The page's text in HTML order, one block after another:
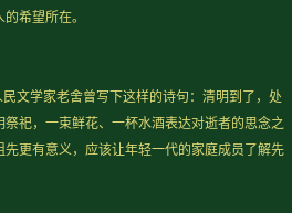
希望所在。
文学家老舍曾写下这样的诗句：清明到了，处
祀，一束鲜花、一杯水酒表达对逝者的思念之
更有意义，应该让年轻一代的家庭成员了解先